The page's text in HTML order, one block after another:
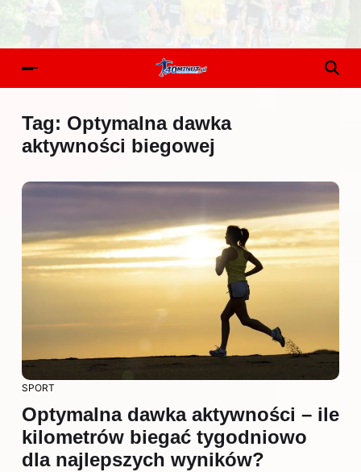
Tag: Optymalna dawka
aktywności biegowej
SPORT
Optymalna dawka aktywności – ile
kilometrów biegać tygodniowo
dla najlepszych wyników?